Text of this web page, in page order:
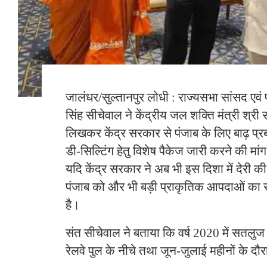
जालंधर/सुल्तानपुर लोधी : राज्यसभा सांसद एवं
सिंह सीचेवाल ने केंद्रीय जल शक्ति मंत्री श्री
लिखकर केंद्र सरकार से पंजाब के लिए बाढ़
डी-सिल्टिंग हेतु विशेष पैकेज जारी करने की
यदि केंद्र सरकार ने अब भी इस दिशा में देरी
पंजाब को और भी बड़ी प्राकृतिक आपदाओं का
है।
संत सीचेवाल ने बताया कि वर्ष 2020 में सतलुज
रेलवे पुल के नीचे तथा जून-जुलाई महीनों के